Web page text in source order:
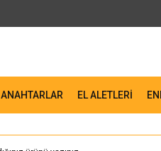
ANAHTARLAR EL ALETLERİ